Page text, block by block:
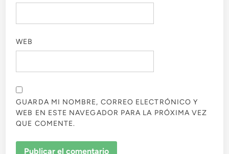
WEB
GUARDA MI NOMBRE, CORREO ELECTRÓNICO Y
WEB EN ESTE NAVEGADOR PARA LA PRÓXIMA VEZ
QUE COMENTE.